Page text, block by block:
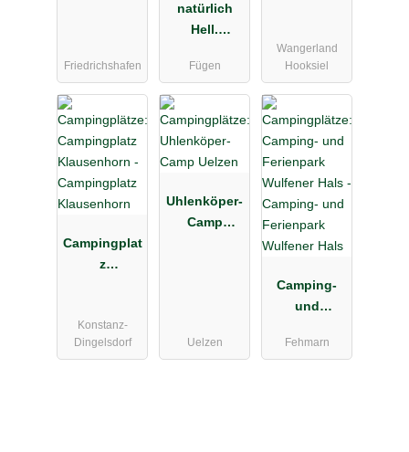
Friedrichshafen
natürlich
Hell.
Aparthotel
Fügen
Wangerland
Hooksiel
Campingplat
z
Konstanz-
Dingelsdorf
Uhlenköper-
Camp
Uelzen
Camping-
und
Wulfener
Fehmarn